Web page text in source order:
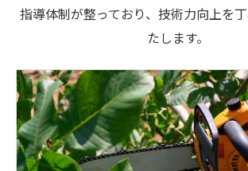
指導体制が整っており、技術力向上を
たします。